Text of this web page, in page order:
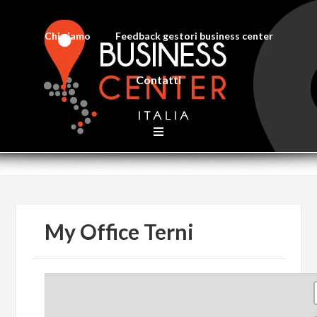
Chi siamo Feedback gestori business center
Contatti
My Office Terni